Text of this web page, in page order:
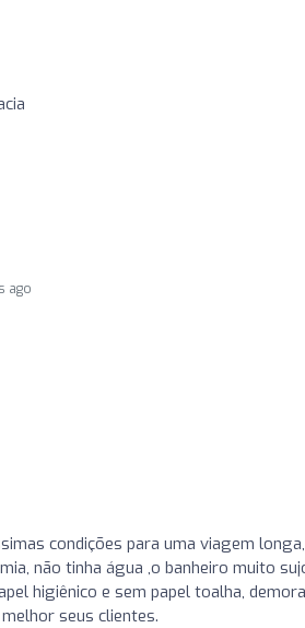
ago
condições para uma viagem
não tinha água ,o banheiro muito
higiênico e sem papel toalha,
seus clientes.